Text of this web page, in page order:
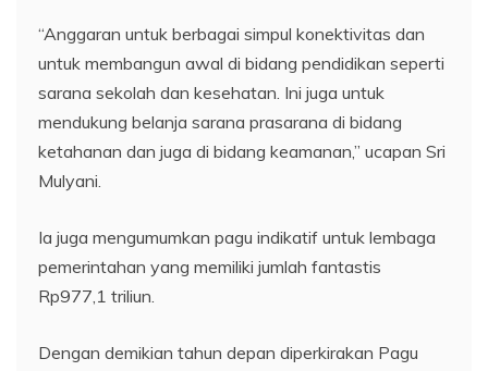
“Anggaran untuk berbagai simpul konektivitas dan
untuk membangun awal di bidang pendidikan seperti
sarana sekolah dan kesehatan. Ini juga untuk
mendukung belanja sarana prasarana di bidang
ketahanan dan juga di bidang keamanan,” ucapan Sri
Mulyani.
Ia juga mengumumkan pagu indikatif untuk lembaga
pemerintahan yang memiliki jumlah fantastis
Rp977,1 triliun.
Dengan demikian tahun depan diperkirakan Pagu